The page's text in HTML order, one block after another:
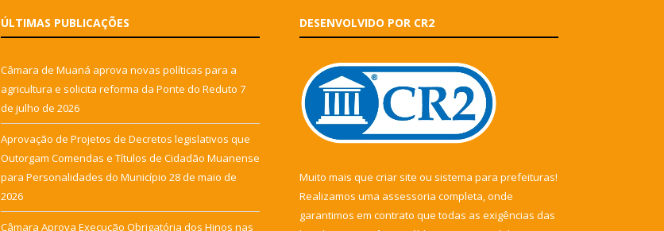
ÚLTIMAS PUBLICAÇÕES
Câmara de Muaná aprova novas políticas para a
agricultura e solicita reforma da Ponte do Reduto 7
de julho de 2026
Aprovação de Projetos de Decretos legislativos que
Outorgam Comendas e Títulos de Cidadão Muanense
para Personalidades do Município 28 de maio de
2026
Câmara Aprova Execução Obrigatória dos Hinos nas
DESENVOLVIDO POR CR2
Muito mais que criar site ou sistema para prefeituras!
Realizamos uma assessoria completa, onde
garantimos em contrato que todas as exigências das